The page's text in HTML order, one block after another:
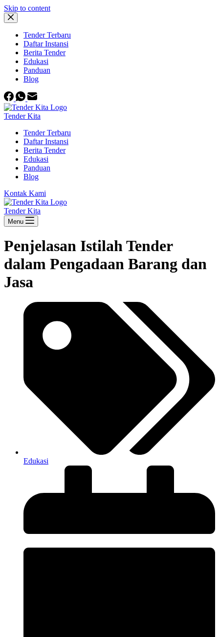
Skip to content
Tender Terbaru
Daftar Instansi
Berita Tender
Edukasi
Panduan
Blog
Tender Kita
Tender Terbaru
Daftar Instansi
Berita Tender
Edukasi
Panduan
Blog
Kontak Kami
Tender Kita
Menu
Penjelasan Istilah Tender
dalam Pengadaan Barang dan
Jasa
Edukasi